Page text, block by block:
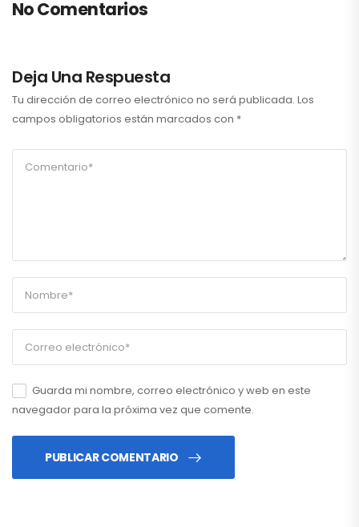
No Comentarios
Deja Una Respuesta
Tu dirección de correo electrónico no será publicada. Los
campos obligatorios están marcados con *
Guarda mi nombre, correo electrónico y web en este
navegador para la próxima vez que comente.
PUBLICAR COMENTARIO